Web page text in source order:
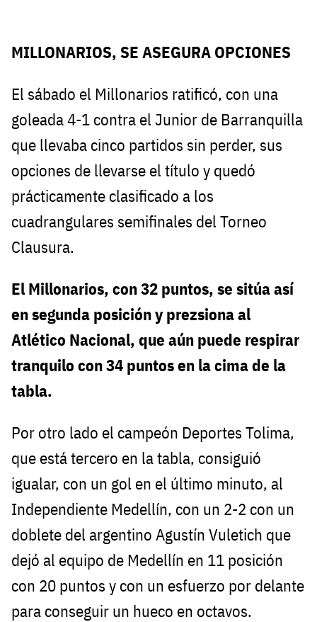
MILLONARIOS, SE ASEGURA OPCIONES
El sábado el Millonarios ratificó, con una
goleada 4-1 contra el Junior de Barranquilla
que llevaba cinco partidos sin perder, sus
opciones de llevarse el título y quedó
prácticamente clasificado a los
cuadrangulares semifinales del Torneo
Clausura.
El Millonarios, con 32 puntos, se sitúa así
en segunda posición y prezsiona al
Atlético Nacional, que aún puede respirar
tranquilo con 34 puntos en la cima de la
tabla.
Por otro lado el campeón Deportes Tolima,
que está tercero en la tabla, consiguió
igualar, con un gol en el último minuto, al
Independiente Medellín, con un 2-2 con un
doblete del argentino Agustín Vuletich que
dejó al equipo de Medellín en 11 posición
con 20 puntos y con un esfuerzo por delante
para conseguir un hueco en octavos.